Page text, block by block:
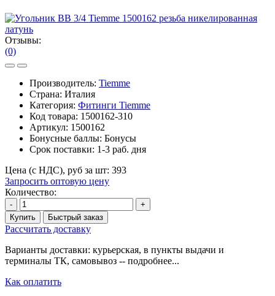
Отзывы:
(0)
Производитель: Tiemme
Страна: Италия
Категория: Фитинги Tiemme
Код товара: 1500162-310
Артикул: 1500162
Бонусные баллы: Бонусы
Срок поставки: 1-3 раб. дня
Цена (с НДС), руб за шт: 393
Запросить оптовую цену
Количество:
-
+
Купить
Быстрый заказ
Рассчитать доставку
Варианты доставки: курьерская, в пункты выдачи и
терминалы ТК, самовывоз -- подробнее...
Как оплатить